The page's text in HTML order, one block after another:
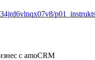
с amoCRM